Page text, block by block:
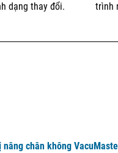
dạng thay đổi.
trình
chân không